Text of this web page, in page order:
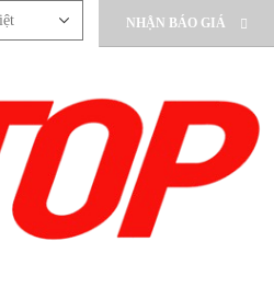
NHẬN BÁO GIÁ